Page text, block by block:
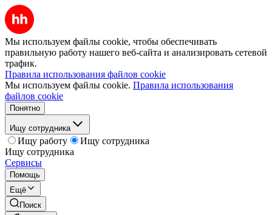
Мы используем файлы cookie, чтобы обеспечивать
правильную работу нашего веб-сайта и анализировать сетевой
трафик.
Правила использования файлов cookie
Мы используем файлы cookie. Правила использования
файлов cookie
Понятно
Ищу сотрудника
Ищу работу
Ищу сотрудника
Ищу сотрудника
Сервисы
Помощь
Ещё
Поиск